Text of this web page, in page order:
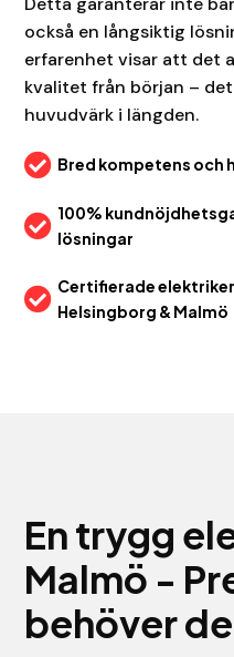
också en långsiktig
erfarenhet visar att det
kvalitet från början –
huvudvärk i längden.
 Bred kompetens och
 100%
lösningar
 Certifierade
Helsingborg & Malmö
En trygg
Malmö -
behöver